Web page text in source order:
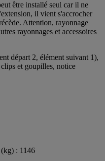
être installé seul car il ne
il vient s'accrocher
Attention, rayonnage
rayonnages et accessoires
départ 2, élément suivant 1),
et goupilles, notice
: 1146